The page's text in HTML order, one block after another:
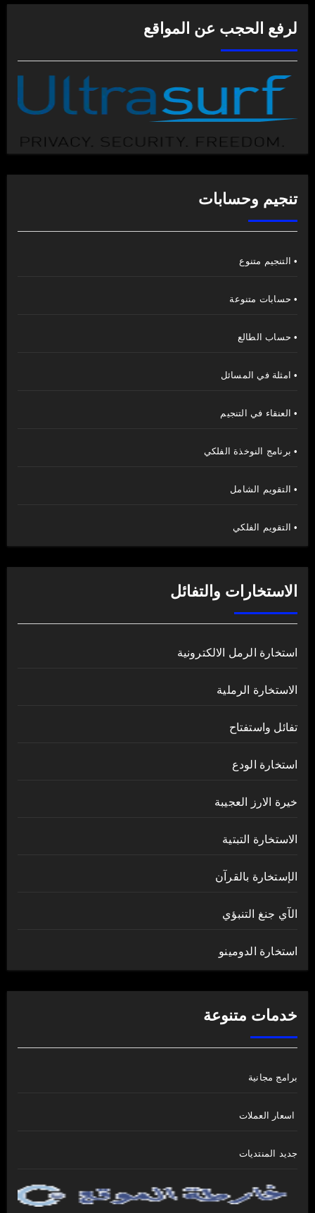
لرفع الحجب عن المواقع
تنجيم وحسابات
• التنجيم متنوع
• حسابات متنوعة
• حساب الطالع
• امثلة في المسائل
• العنقاء في التنجيم
• برنامج النوخذة الفلكي
• التقويم الشامل
• التقويم الفلكي
الاستخارات والتفائل
استخارة الرمل الالكترونية
الاستخارة الرملية
تفائل واستفتاح
استخارة الودع
خيرة الارز العجيبة
الاستخارة التبتية
الإستخارة بالقرآن
الآي جنغ التنبؤي
استخارة الدومينو
خدمات متنوعة
برامج مجانية
اسعار العملات
جديد المنتديات